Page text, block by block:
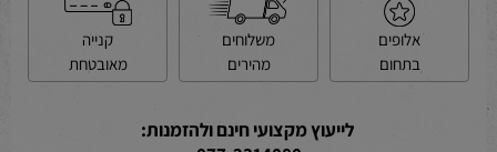
אלופים
בתחום
משלוחים
מהירים
קנייה
מאובטחת
לייעוץ מקצועי חינם ולהזמנות: